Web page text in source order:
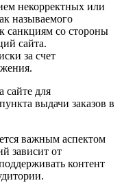
некорректных или
называемого
санкциям со стороны
сайта.
за счет
сайте для
выдачи заказов в
важным аспектом
зависит от
контент